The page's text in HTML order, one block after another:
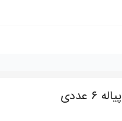
پياله ٦ عددی